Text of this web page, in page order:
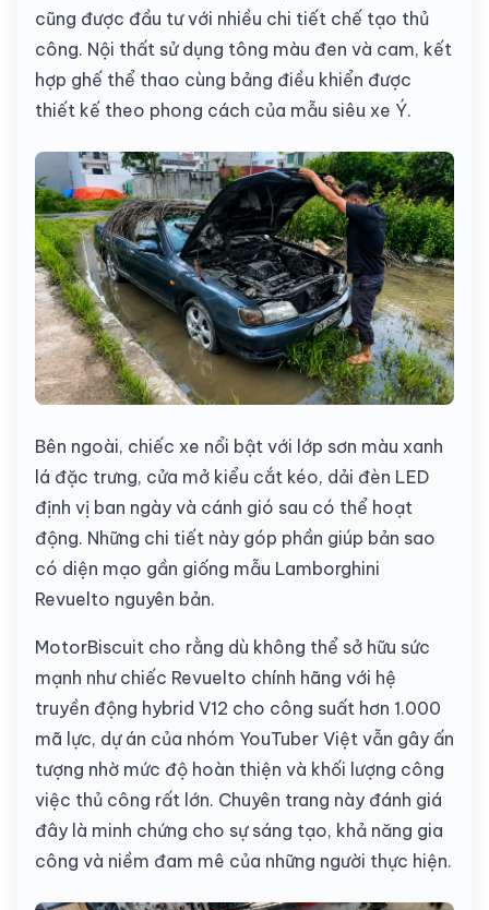
cũng được đầu tư với nhiều chi tiết chế tạo thủ
công. Nội thất sử dụng tông màu đen và cam, kết
hợp ghế thể thao cùng bảng điều khiển được
thiết kế theo phong cách của mẫu siêu xe Ý.
Bên ngoài, chiếc xe nổi bật với lớp sơn màu xanh
lá đặc trưng, cửa mở kiểu cắt kéo, dải đèn LED
định vị ban ngày và cánh gió sau có thể hoạt
động. Những chi tiết này góp phần giúp bản sao
có diện mạo gần giống mẫu Lamborghini
Revuelto nguyên bản.
MotorBiscuit cho rằng dù không thể sở hữu sức
mạnh như chiếc Revuelto chính hãng với hệ
truyền động hybrid V12 cho công suất hơn 1.000
mã lực, dự án của nhóm YouTuber Việt vẫn gây ấn
tượng nhờ mức độ hoàn thiện và khối lượng công
việc thủ công rất lớn. Chuyên trang này đánh giá
đây là minh chứng cho sự sáng tạo, khả năng gia
công và niềm đam mê của những người thực hiện.